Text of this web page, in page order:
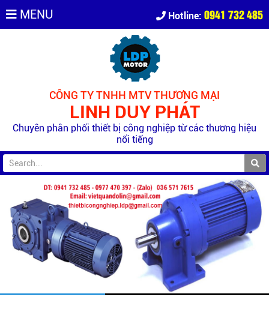
MENU Hotline: 0941 732 485
CÔNG TY TNHH MTV THƯƠNG MẠI
LINH DUY PHÁT
Chuyên phân phối thiết bị công nghiệp từ các thương hiệu
nổi tiếng